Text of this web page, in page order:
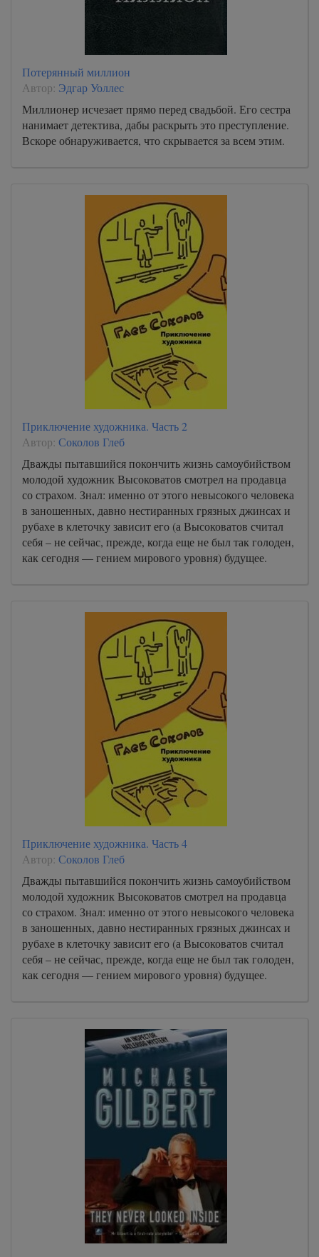
Потерянный миллион
Автор: Эдгар Уоллес
Миллионер исчезает прямо перед свадьбой. Его сестра
нанимает детектива, дабы раскрыть это преступление.
Вскоре обнаруживается, что скрывается за всем этим.
Приключение художника. Часть 2
Автор: Соколов Глеб
Дважды пытавшийся покончить жизнь самоубийством
молодой художник Высоковатов смотрел на продавца
со страхом. Знал: именно от этого невысокого человека
в заношенных, давно нестиранных грязных джинсах и
рубахе в клеточку зависит его (а Высоковатов считал
себя – не сейчас, прежде, когда еще не был так голоден,
как сегодня — гением мирового уровня) будущее.
Приключение художника. Часть 4
Автор: Соколов Глеб
Дважды пытавшийся покончить жизнь самоубийством
молодой художник Высоковатов смотрел на продавца
со страхом. Знал: именно от этого невысокого человека
в заношенных, давно нестиранных грязных джинсах и
рубахе в клеточку зависит его (а Высоковатов считал
себя – не сейчас, прежде, когда еще не был так голоден,
как сегодня — гением мирового уровня) будущее.